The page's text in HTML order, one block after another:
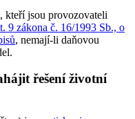
kteří jsou provozovateli
9 zákona č. 16/1993 Sb., o
, nemají-li daňovou
řešení životní